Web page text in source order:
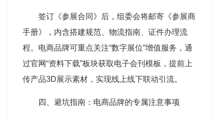
签订《参展合同》后，组委会将邮寄《参展商
手册》，内含搭建规范、物流指南、证件办理流
程。电商品牌可重点关注“数字展位”增值服务，通
过官网“资料下载”板块获取电子会刊模板，提前上
传产品3D展示素材，实现线上线下联动引流。
四、避坑指南：电商品牌的专属注意事项